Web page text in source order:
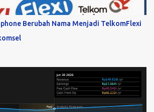
Berubah Nama Menjadi TelkomFlexi